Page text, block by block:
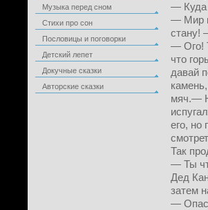
Музыка перед сном
Стихи про сон
Пословицы и поговорки
Детский лепет
Докучные сказки
Авторские сказки
— Куда
— Мир
стану!
— Ого!
что
давай
мяч.—
его, но
Так
— Ты
Дед
затем
—